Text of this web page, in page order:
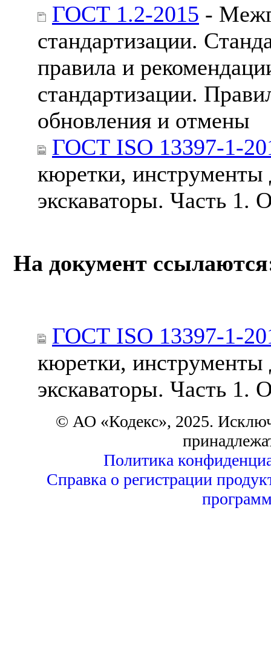
ГОСТ 1.2-2015 -
стандартизации.
правила и
стандартизации.
обновления и отмены
ГОСТ ISO 13397-1-
кюретки, инструменты
экскаваторы. Часть 1.
На документ
ГОСТ ISO 13397-1-
кюретки, инструменты
экскаваторы. Часть 1.
© АО «Кодекс», 2025.
Политика
Справка о регистрации